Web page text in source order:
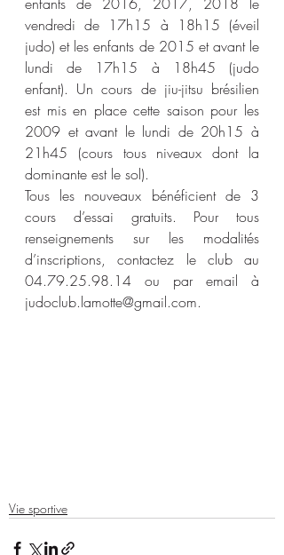
vendredi de 17h15 à 18h15 (éveil
judo) et les enfants de 2015 et avant le
lundi de 17h15 à 18h45 (judo
enfant). Un cours de jiu-jitsu brésilien
est mis en place cette saison pour les
2009 et avant le lundi de 20h15 à
21h45 (cours tous niveaux dont la
dominante est le sol).
Tous les nouveaux bénéficient de 3
cours d’essai gratuits. Pour tous
renseignements sur les modalités
d’inscriptions, contactez le club au
04.79.25.98.14 ou par email à
judoclub.lamotte@gmail.com.
Vie sportive